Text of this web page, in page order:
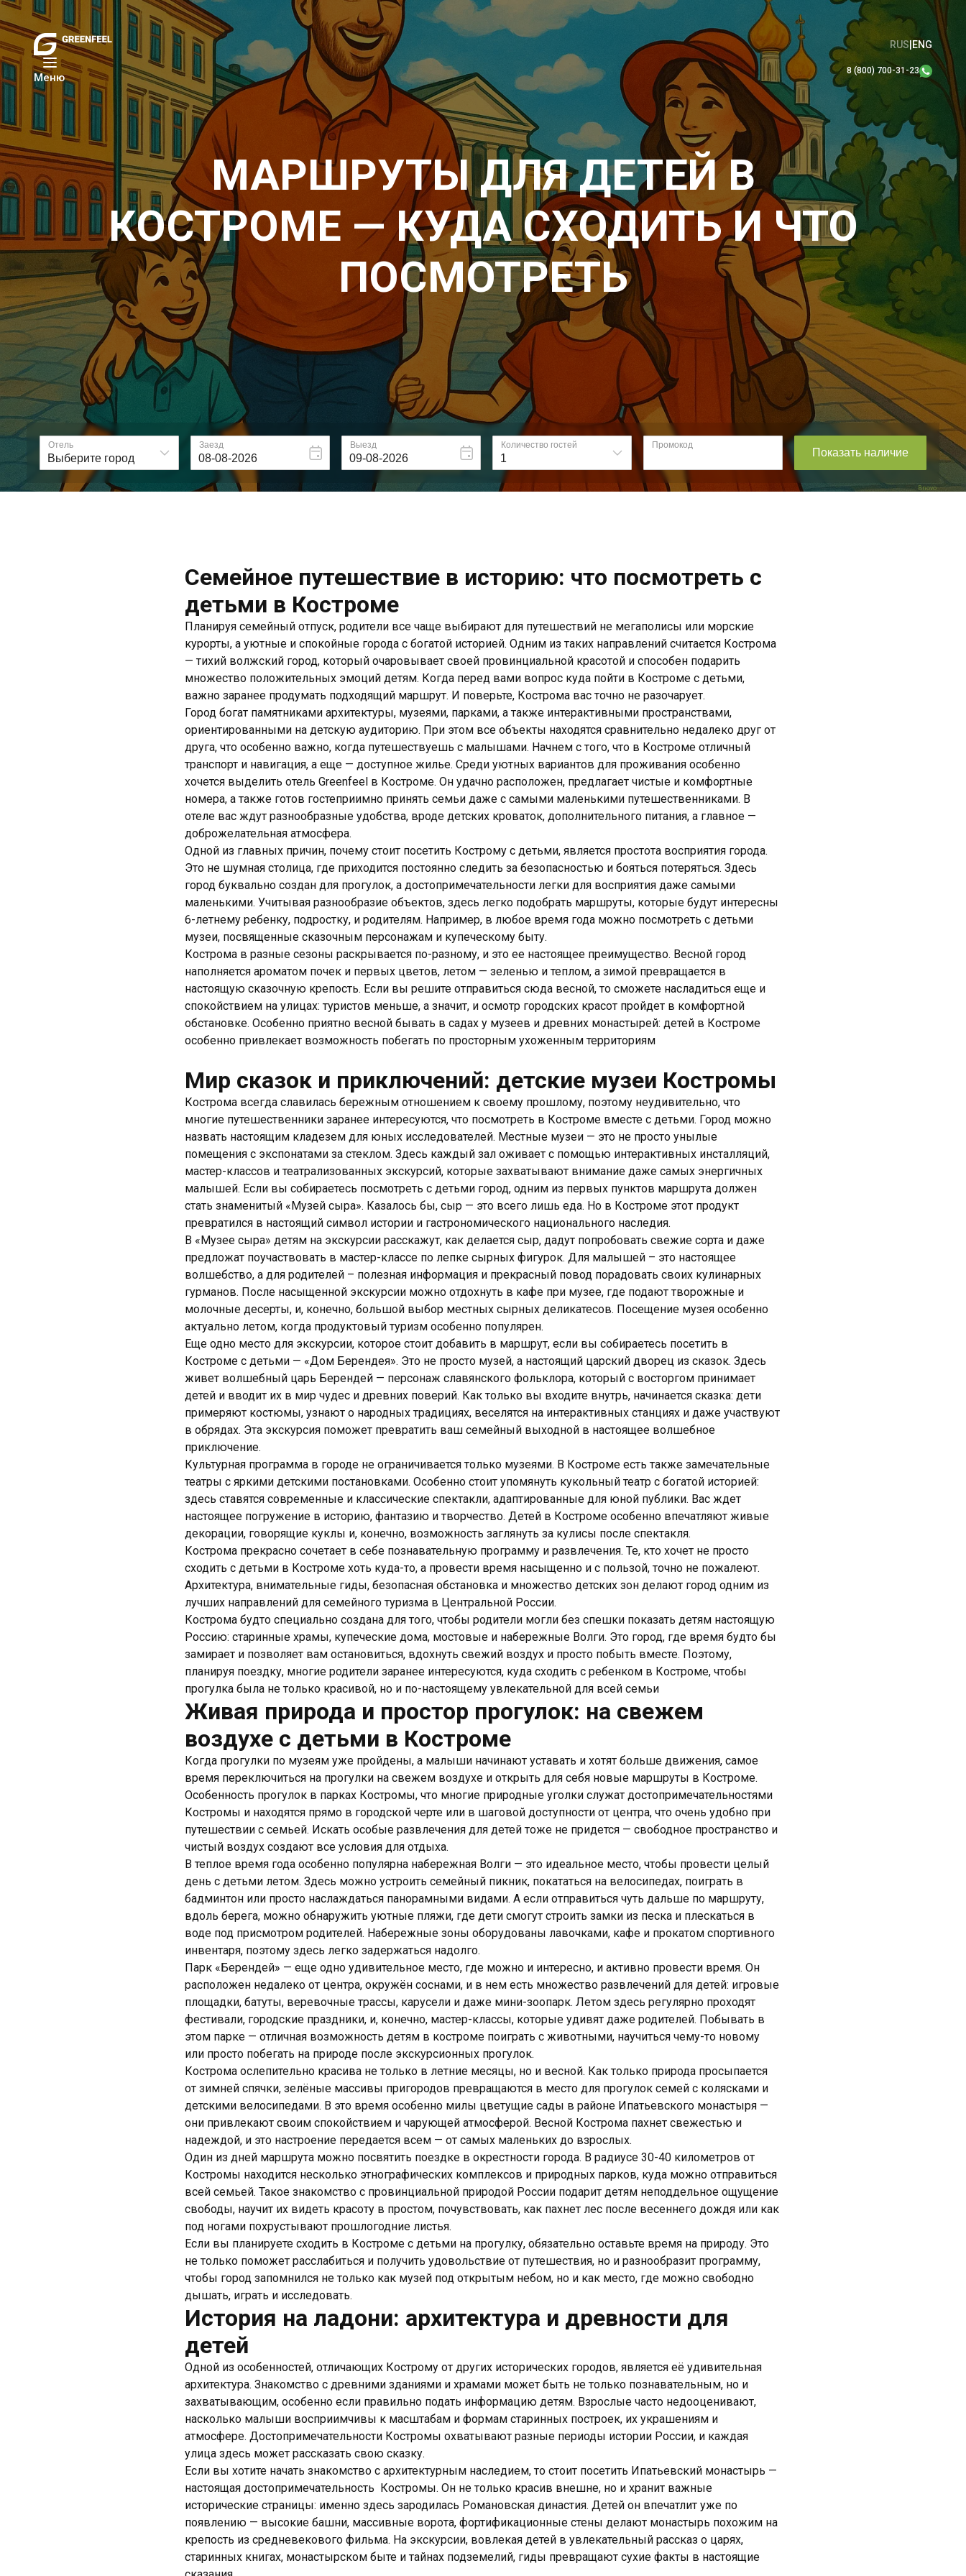
RUS|ENG
Меню
8 (800) 700-31-23
МАРШРУТЫ ДЛЯ ДЕТЕЙ В
КОСТРОМЕ — КУДА СХОДИТЬ И ЧТО
ПОСМОТРЕТЬ
Bnovo
Семейное путешествие в историю: что посмотреть с
детьми в Костроме
Планируя семейный отпуск, родители все чаще выбирают для путешествий не мегаполисы или морские
курорты, а уютные и спокойные города с богатой историей. Одним из таких направлений считается Кострома
— тихий волжский город, который очаровывает своей провинциальной красотой и способен подарить
множество положительных эмоций детям. Когда перед вами вопрос куда пойти в Костроме с детьми,
важно заранее продумать подходящий маршрут. И поверьте, Кострома вас точно не разочарует.
Город богат памятниками архитектуры, музеями, парками, а также интерактивными пространствами,
ориентированными на детскую аудиторию. При этом все объекты находятся сравнительно недалеко друг от
друга, что особенно важно, когда путешествуешь с малышами. Начнем с того, что в Костроме отличный
транспорт и навигация, а еще — доступное жилье. Среди уютных вариантов для проживания особенно
хочется выделить отель Greenfeel в Костроме. Он удачно расположен, предлагает чистые и комфортные
номера, а также готов гостеприимно принять семьи даже с самыми маленькими путешественниками. В
отеле вас ждут разнообразные удобства, вроде детских кроваток, дополнительного питания, а главное —
доброжелательная атмосфера.
Одной из главных причин, почему стоит посетить Кострому с детьми, является простота восприятия города.
Это не шумная столица, где приходится постоянно следить за безопасностью и бояться потеряться. Здесь
город буквально создан для прогулок, а достопримечательности легки для восприятия даже самыми
маленькими. Учитывая разнообразие объектов, здесь легко подобрать маршруты, которые будут интересны
6-летнему ребенку, подростку, и родителям. Например, в любое время года можно посмотреть с детьми
музеи, посвященные сказочным персонажам и купеческому быту.
Кострома в разные сезоны раскрывается по-разному, и это ее настоящее преимущество. Весной город
наполняется ароматом почек и первых цветов, летом — зеленью и теплом, а зимой превращается в
настоящую сказочную крепость. Если вы решите отправиться сюда весной, то сможете насладиться еще и
спокойствием на улицах: туристов меньше, а значит, и осмотр городских красот пройдет в комфортной
обстановке. Особенно приятно весной бывать в садах у музеев и древних монастырей: детей в Костроме
особенно привлекает возможность побегать по просторным ухоженным территориям
Мир сказок и приключений: детские музеи Костромы
Кострома всегда славилась бережным отношением к своему прошлому, поэтому неудивительно, что
многие путешественники заранее интересуются, что посмотреть в Костроме вместе с детьми. Город можно
назвать настоящим кладезем для юных исследователей. Местные музеи — это не просто унылые
помещения с экспонатами за стеклом. Здесь каждый зал оживает с помощью интерактивных инсталляций,
мастер-классов и театрализованных экскурсий, которые захватывают внимание даже самых энергичных
малышей. Если вы собираетесь посмотреть с детьми город, одним из первых пунктов маршрута должен
стать знаменитый «Музей сыра». Казалось бы, сыр — это всего лишь еда. Но в Костроме этот продукт
превратился в настоящий символ истории и гастрономического национального наследия.
В «Музее сыра» детям на экскурсии расскажут, как делается сыр, дадут попробовать свежие сорта и даже
предложат поучаствовать в мастер-классе по лепке сырных фигурок. Для малышей – это настоящее
волшебство, а для родителей – полезная информация и прекрасный повод порадовать своих кулинарных
гурманов. После насыщенной экскурсии можно отдохнуть в кафе при музее, где подают творожные и
молочные десерты, и, конечно, большой выбор местных сырных деликатесов. Посещение музея особенно
актуально летом, когда продуктовый туризм особенно популярен.
Еще одно место для экскурсии, которое стоит добавить в маршрут, если вы собираетесь посетить в
Костроме с детьми — «Дом Берендея». Это не просто музей, а настоящий царский дворец из сказок. Здесь
живет волшебный царь Берендей — персонаж славянского фольклора, который с восторгом принимает
детей и вводит их в мир чудес и древних поверий. Как только вы входите внутрь, начинается сказка: дети
примеряют костюмы, узнают о народных традициях, веселятся на интерактивных станциях и даже участвуют
в обрядах. Эта экскурсия поможет превратить ваш семейный выходной в настоящее волшебное
приключение.
Культурная программа в городе не ограничивается только музеями. В Костроме есть также замечательные
театры с яркими детскими постановками. Особенно стоит упомянуть кукольный театр с богатой историей:
здесь ставятся современные и классические спектакли, адаптированные для юной публики. Вас ждет
настоящее погружение в историю, фантазию и творчество. Детей в Костроме особенно впечатляют живые
декорации, говорящие куклы и, конечно, возможность заглянуть за кулисы после спектакля.
Кострома прекрасно сочетает в себе познавательную программу и развлечения. Те, кто хочет не просто
сходить с детьми в Костроме хоть куда-то, а провести время насыщенно и с пользой, точно не пожалеют.
Архитектура, внимательные гиды, безопасная обстановка и множество детских зон делают город одним из
лучших направлений для семейного туризма в Центральной России.
Кострома будто специально создана для того, чтобы родители могли без спешки показать детям настоящую
Россию: старинные храмы, купеческие дома, мостовые и набережные Волги. Это город, где время будто бы
замирает и позволяет вам остановиться, вдохнуть свежий воздух и просто побыть вместе. Поэтому,
планируя поездку, многие родители заранее интересуются, куда сходить с ребенком в Костроме, чтобы
прогулка была не только красивой, но и по-настоящему увлекательной для всей семьи
Живая природа и простор прогулок: на свежем
воздухе с детьми в Костроме
Когда прогулки по музеям уже пройдены, а малыши начинают уставать и хотят больше движения, самое
время переключиться на прогулки на свежем воздухе и открыть для себя новые маршруты в Костроме.
Особенность прогулок в парках Костромы, что многие природные уголки служат достопримечательностями
Костромы и находятся прямо в городской черте или в шаговой доступности от центра, что очень удобно при
путешествии с семьей. Искать особые развлечения для детей тоже не придется — свободное пространство и
чистый воздух создают все условия для отдыха.
В теплое время года особенно популярна набережная Волги — это идеальное место, чтобы провести целый
день с детьми летом. Здесь можно устроить семейный пикник, покататься на велосипедах, поиграть в
бадминтон или просто наслаждаться панорамными видами. А если отправиться чуть дальше по маршруту,
вдоль берега, можно обнаружить уютные пляжи, где дети смогут строить замки из песка и плескаться в
воде под присмотром родителей. Набережные зоны оборудованы лавочками, кафе и прокатом спортивного
инвентаря, поэтому здесь легко задержаться надолго.
Парк «Берендей» — еще одно удивительное место, где можно и интересно, и активно провести время. Он
расположен недалеко от центра, окружён соснами, и в нем есть множество развлечений для детей: игровые
площадки, батуты, веревочные трассы, карусели и даже мини-зоопарк. Летом здесь регулярно проходят
фестивали, городские праздники, и, конечно, мастер-классы, которые удивят даже родителей. Побывать в
этом парке — отличная возможность детям в костроме поиграть с животными, научиться чему-то новому
или просто побегать на природе после экскурсионных прогулок.
Кострома ослепительно красива не только в летние месяцы, но и весной. Как только природа просыпается
от зимней спячки, зелёные массивы пригородов превращаются в место для прогулок семей с колясками и
детскими велосипедами. В это время особенно милы цветущие сады в районе Ипатьевского монастыря —
они привлекают своим спокойствием и чарующей атмосферой. Весной Кострома пахнет свежестью и
надеждой, и это настроение передается всем — от самых маленьких до взрослых.
Один из дней маршрута можно посвятить поездке в окрестности города. В радиусе 30-40 километров от
Костромы находится несколько этнографических комплексов и природных парков, куда можно отправиться
всей семьей. Такое знакомство с провинциальной природой России подарит детям неподдельное ощущение
свободы, научит их видеть красоту в простом, почувствовать, как пахнет лес после весеннего дождя или как
под ногами похрустывают прошлогодние листья.
Если вы планируете сходить в Костроме с детьми на прогулку, обязательно оставьте время на природу. Это
не только поможет расслабиться и получить удовольствие от путешествия, но и разнообразит программу,
чтобы город запомнился не только как музей под открытым небом, но и как место, где можно свободно
дышать, играть и исследовать.
История на ладони: архитектура и древности для
детей
Одной из особенностей, отличающих Кострому от других исторических городов, является её удивительная
архитектура. Знакомство с древними зданиями и храмами может быть не только познавательным, но и
захватывающим, особенно если правильно подать информацию детям. Взрослые часто недооценивают,
насколько малыши восприимчивы к масштабам и формам старинных построек, их украшениям и
атмосфере. Достопримечательности Костромы охватывают разные периоды истории России, и каждая
улица здесь может рассказать свою сказку.
Если вы хотите начать знакомство с архитектурным наследием, то стоит посетить Ипатьевский монастырь —
настоящая достопримечательность Костромы. Он не только красив внешне, но и хранит важные
исторические страницы: именно здесь зародилась Романовская династия. Детей он впечатлит уже по
появлению — высокие башни, массивные ворота, фортификационные стены делают монастырь похожим на
крепость из средневекового фильма. На экскурсии, вовлекая детей в увлекательный рассказ о царях,
старинных книгах, монастырском быте и тайнах подземелий, гиды превращают сухие факты в настоящие